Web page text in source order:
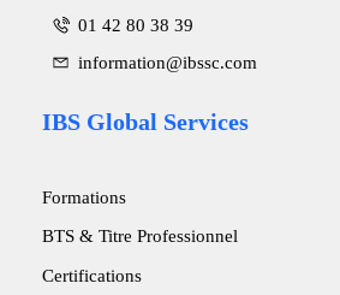
01 42 80 38 39
information@ibssc.com
IBS Global Services
Formations
BTS & Titre Professionnel
Certifications